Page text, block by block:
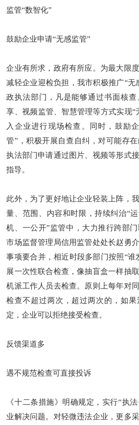
监管“数智化”
鼓励企业申请“无感监管”
企业有所求，政府有所应。为最大限
减轻企业迎检负担，我市积极推广“无
政执法部门，凡是能够通过书面核
享、视频监管、智慧管理等方式实现“
入企业进行现场检查。同时，鼓励
管”，积极开展自查自纠，对可能存
执法部门申请通过图片、视频等形式
指导。
此外，为了更好地让企业轻装上阵，
量、范围、内容和时限，持续纠治“
机、一公开”监管中，大力推行跨部
市场监督管理局信用监管处处长赵勇
事项要合并，相近时段多部门按照“谁
展一次性联合检查，像抽盲盒一样抽
机派工作人员去检查。原则上每年对
检查不超过两次，超过两次的，如
定，企业可以拒绝接受检查。
反馈渠道多
遇不规范检查可直接投诉
《十二条措施》明确规定，实行“执
业解决问题。对轻微违法企业，更多